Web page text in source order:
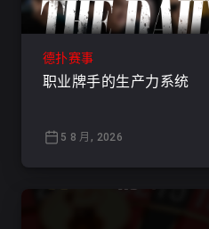
德扑赛事
职业牌手的生产力系统
5 8 月, 2026